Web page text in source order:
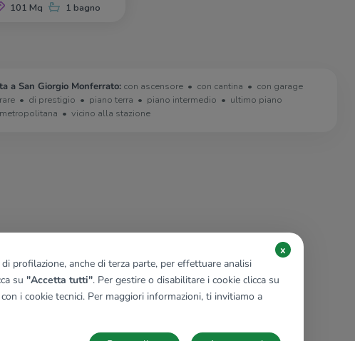
101 Mq 1 bagno
a San Giorgio Monferrato: con ascensore con cantina
con garage
di prestigio piano terra piano intermedio
ultimo piano
vicino alla stazione
profilazione, anche di terza parte, per effettuare analisi
su "Accetta tutti". Per gestire o disabilitare i cookie clicca su
i cookie tecnici. Per maggiori informazioni, ti invitiamo a
x